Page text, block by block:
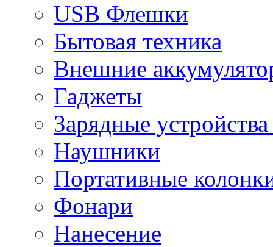
USB Флешки
Бытовая техника
Внешние
Гаджеты
Зарядные
Наушники
Портативные
Фонари
Нанесение